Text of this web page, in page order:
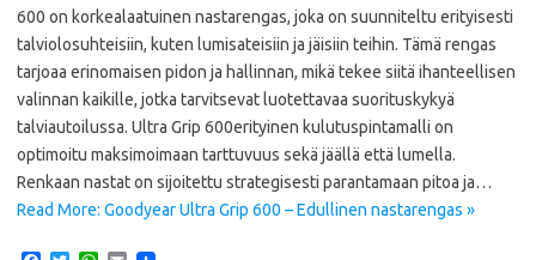
600 on korkealaatuinen nastarengas, joka on suunniteltu erityisesti
talviolosuhteisiin, kuten lumisateisiin ja jäisiin teihin. Tämä rengas
tarjoaa erinomaisen pidon ja hallinnan, mikä tekee siitä ihanteellisen
valinnan kaikille, jotka tarvitsevat luotettavaa suorituskykyä
talviautoilussa. Ultra Grip 600erityinen kulutuspintamalli on
optimoitu maksimoimaan tarttuvuus sekä jäällä että lumella.
Renkaan nastat on sijoitettu strategisesti parantamaan pitoa ja…
Read More: Goodyear Ultra Grip 600 – Edullinen nastarengas »